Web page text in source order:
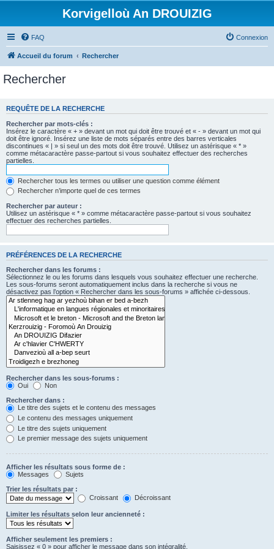
Korvigelloù An DROUIZIG
FAQ Connexion
Accueil du forum Rechercher
Rechercher
REQUÊTE DE LA RECHERCHE
Rechercher par mots-clés :
Insérez le caractère « + » devant un mot qui doit être trouvé et « - » devant un mot qui
doit être ignoré. Insérez une liste de mots séparés entre des barres verticales
discontinues « | » si seul un des mots doit être trouvé. Utilisez un astérisque « * »
comme métacaractère passe-partout si vous souhaitez effectuer des recherches
partielles.
Rechercher tous les termes ou utiliser une question comme élément
Rechercher n’importe quel de ces termes
Rechercher par auteur :
Utilisez un astérisque « * » comme métacaractère passe-partout si vous souhaitez
effectuer des recherches partielles.
PRÉFÉRENCES DE LA RECHERCHE
Rechercher dans les forums :
Sélectionnez le ou les forums dans lesquels vous souhaitez effectuer une recherche.
Les sous-forums seront automatiquement inclus dans la recherche si vous ne
désactivez pas l’option « Rechercher dans les sous-forums » affichée ci-dessous.
Rechercher dans les sous-forums :
Oui
Non
Rechercher dans :
Le titre des sujets et le contenu des messages
Le contenu des messages uniquement
Le titre des sujets uniquement
Le premier message des sujets uniquement
Afficher les résultats sous forme de :
Messages
Sujets
Trier les résultats par :
Croissant
Décroissant
Limiter les résultats selon leur ancienneté :
Afficher seulement les premiers :
Saisissez « 0 » pour afficher le message dans son intégralité.